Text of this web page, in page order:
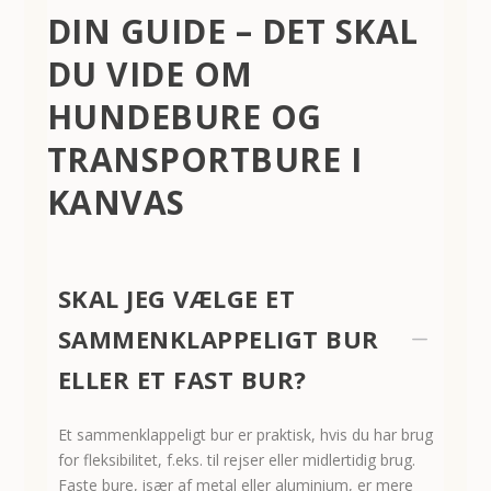
DIN GUIDE – DET SKAL
DU VIDE OM
HUNDEBURE OG
TRANSPORTBURE I
KANVAS
SKAL JEG VÆLGE ET
SAMMENKLAPPELIGT BUR
ELLER ET FAST BUR?
K
Et sammenklappeligt bur er praktisk, hvis du har brug
for fleksibilitet, f.eks. til rejser eller midlertidig brug.
Faste bure, især af metal eller aluminium, er mere